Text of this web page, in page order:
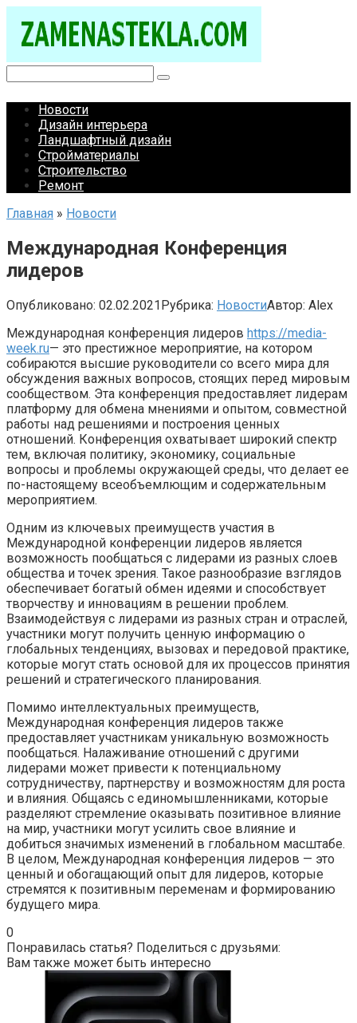
контенту
Новости
Дизайн интерьера
Ландшафтный дизайн
Стройматериалы
Строительство
Ремонт
Главная » Новости
Международная Конференция
лидеров
Опубликовано: 02.02.2021Рубрика: НовостиАвтор: Alex
Международная конференция лидеров https://media-
week.ru— это престижное мероприятие, на котором
собираются высшие руководители со всего мира для
обсуждения важных вопросов, стоящих перед мировым
сообществом. Эта конференция предоставляет лидерам
платформу для обмена мнениями и опытом, совместной
работы над решениями и построения ценных
отношений. Конференция охватывает широкий спектр
тем, включая политику, экономику, социальные
вопросы и проблемы окружающей среды, что делает ее
по-настоящему всеобъемлющим и содержательным
мероприятием.
Одним из ключевых преимуществ участия в
Международной конференции лидеров является
возможность пообщаться с лидерами из разных слоев
общества и точек зрения. Такое разнообразие взглядов
обеспечивает богатый обмен идеями и способствует
творчеству и инновациям в решении проблем.
Взаимодействуя с лидерами из разных стран и отраслей,
участники могут получить ценную информацию о
глобальных тенденциях, вызовах и передовой практике,
которые могут стать основой для их процессов принятия
решений и стратегического планирования.
Помимо интеллектуальных преимуществ,
Международная конференция лидеров также
предоставляет участникам уникальную возможность
пообщаться. Налаживание отношений с другими
лидерами может привести к потенциальному
сотрудничеству, партнерству и возможностям для роста
и влияния. Общаясь с единомышленниками, которые
разделяют стремление оказывать позитивное влияние
на мир, участники могут усилить свое влияние и
добиться значимых изменений в глобальном масштабе.
В целом, Международная конференция лидеров — это
ценный и обогащающий опыт для лидеров, которые
стремятся к позитивным переменам и формированию
будущего мира.
0
Понравилась статья? Поделиться с друзьями:
Вам также может быть интересно